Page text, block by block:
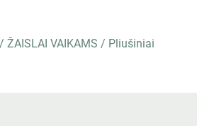
/ ŽAISLAI VAIKAMS / Pliušiniai